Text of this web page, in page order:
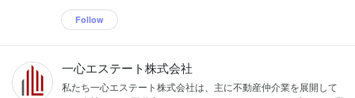
Follow
一心エステート株式会社
私たち一心エステート株式会社は、主に不動産仲介業を展開して